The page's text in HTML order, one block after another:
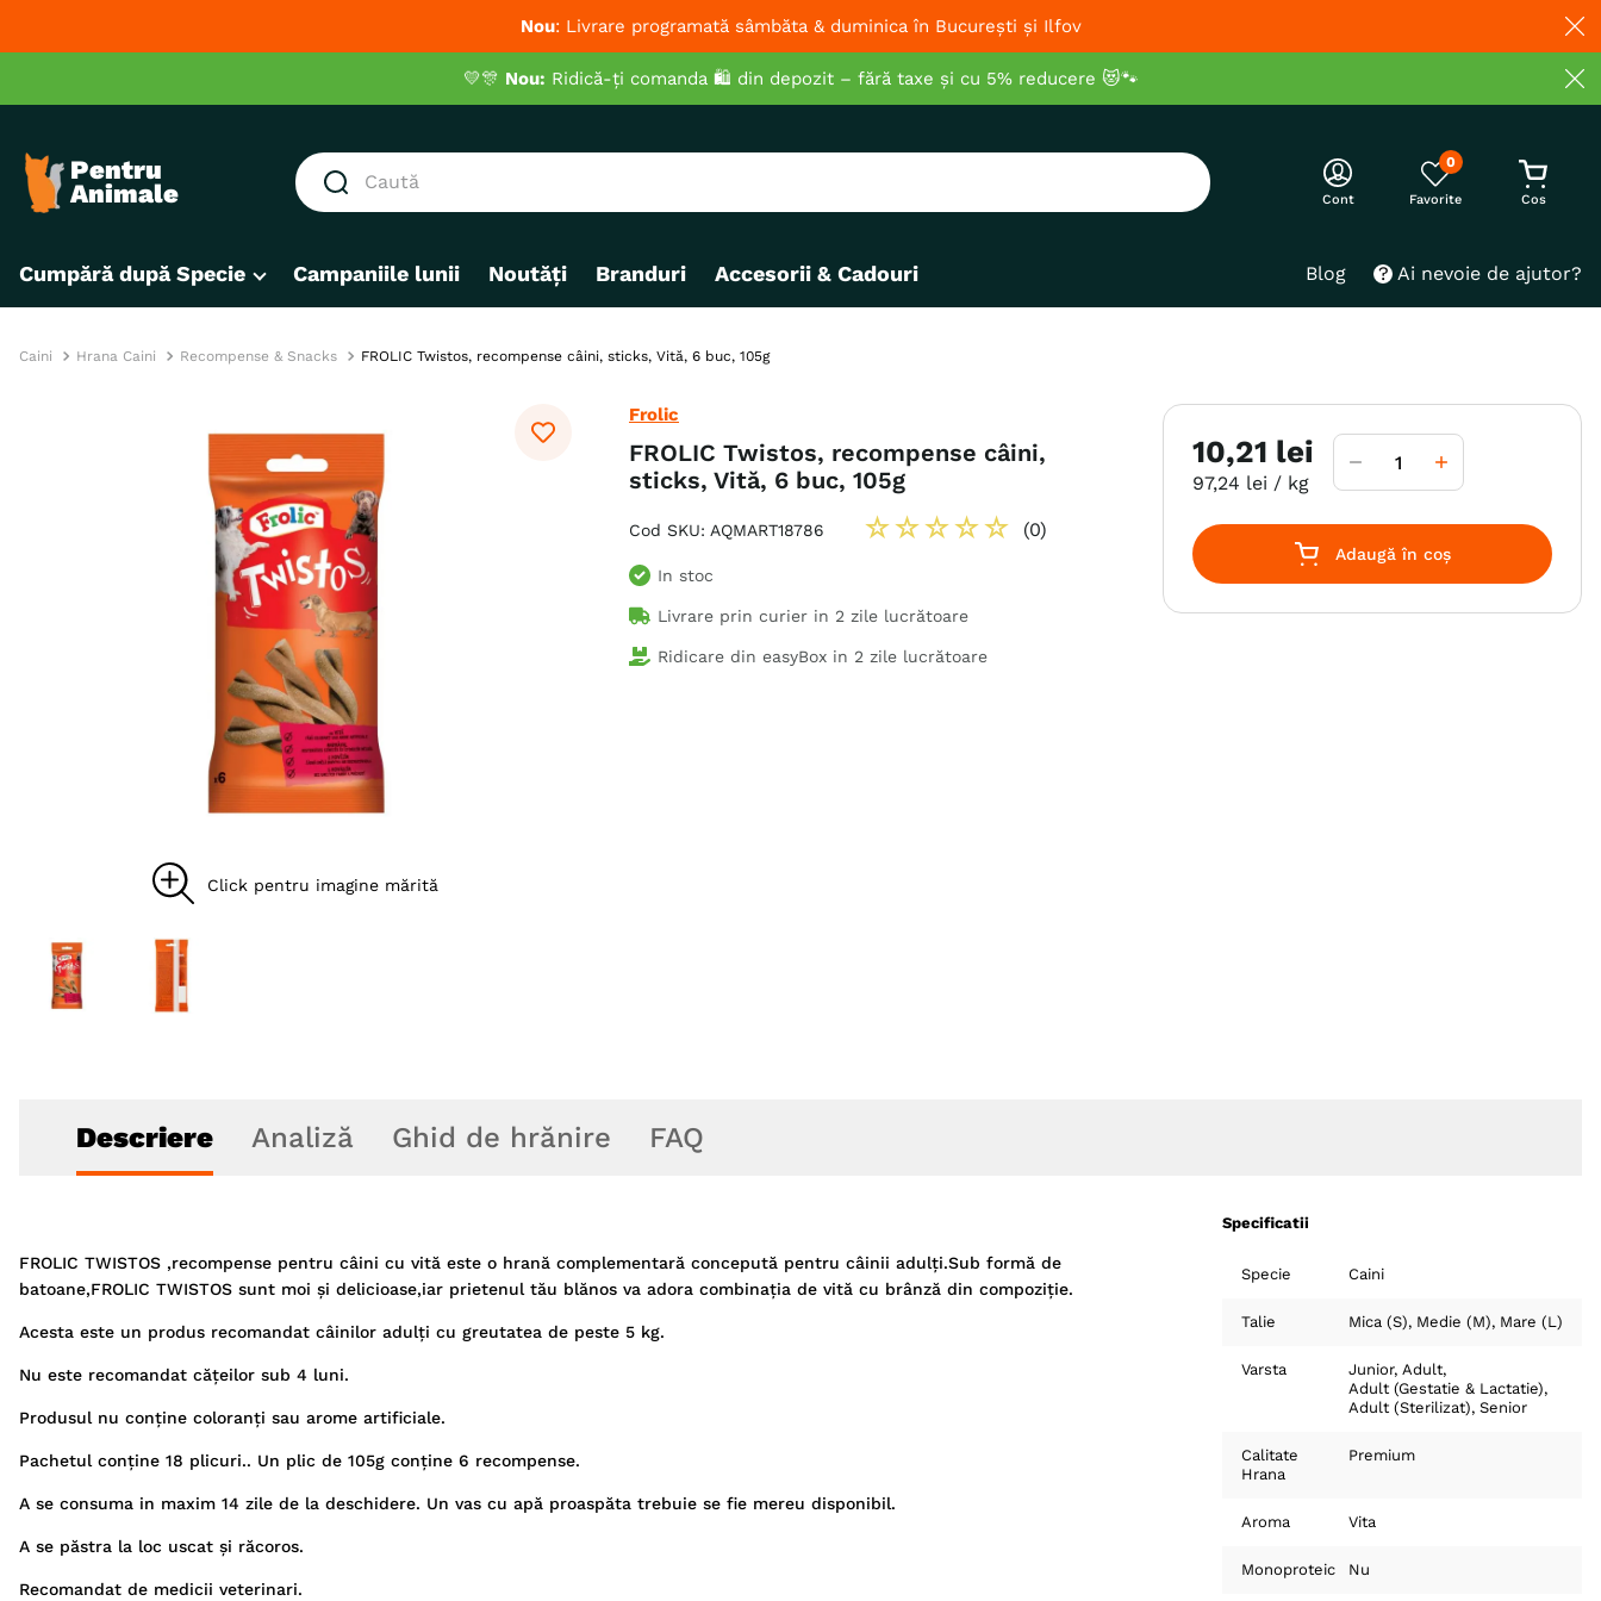
Nou: Livrare programată sâmbăta & duminica în București și Ilfov
💛🎊 Nou: Ridică-ți comanda 🛍️ din depozit – fără taxe și cu 5% reducere 😻🐾
Caută
1. hrana umeda pisici
3.
hrana uscata pisici
5. brit
6. hrana uscata câini
7 . hypoallergenic
8. acana
9. brit caini
10.
Cont
0
Cumpără după Specie Campaniile lunii Noutăți Branduri Accesorii & Cadouri Blog Ai nevoie de ajutor?
Caini Hrana Caini Recompense & Snacks FROLIC Twistos, recompense câini, sticks, Vită, 6 buc, 105g
Frolic
FROLIC Twistos, recompense câini,
sticks, Vită, 6 buc, 105g
Cod SKU: AQMART18786 ☆☆☆☆☆ (0)
In stoc
Livrare prin curier in 2 zile lucrătoare
Ridicare din easyBox in 2 zile lucrătoare
10,21 lei
97,24 lei / kg
Adaugă în coș
Descriere Analiză Ghid de hrănire FAQ
FROLIC TWISTOS ,recompense pentru câini cu vită este o hrană complementară concepută pentru câinii adulți.Sub formă de
batoane,FROLIC TWISTOS sunt moi și delicioase,iar prietenul tău blănos va adora combinația de vită cu brânză din compoziție.
Acesta este un produs recomandat câinilor adulți cu greutatea de peste 5 kg.
Nu este recomandat cățeilor sub 4 luni.
Produsul nu conține coloranți sau arome artificiale.
Pachetul conține 18 plicuri.. Un plic de 105g conține 6 recompense.
A se consuma in maxim 14 zile de la deschidere. Un vas cu apă proaspăta trebuie se fie mereu disponibil.
A se păstra la loc uscat și răcoros.
Recomandat de medicii veterinari.
Specificatii
Specie Caini
Talie Mica (S) Medie (M) Mare (L)
Varsta Junior Adult
Adult (Gestatie & Lactatie)
Adult (Sterilizat) Senior
Calitate
Hrana
Premium
Aroma Vita
Monoproteic Nu